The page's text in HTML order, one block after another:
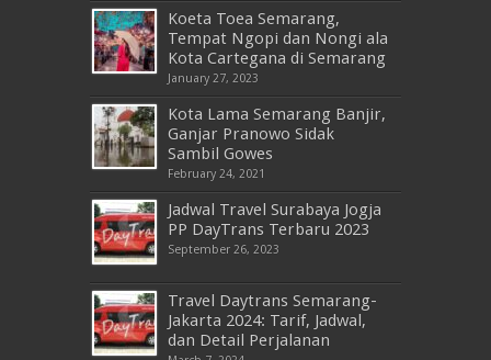
Koeta Toea Semarang,
Tempat Ngopi dan Nongi ala
Kota Cartegana di Semarang
January 27, 2023
Kota Lama Semarang Banjir,
Ganjar Pranowo Sidak
Sambil Gowes
February 24, 2021
Jadwal Travel Surabaya Jogja
PP DayTrans Terbaru 2023
September 26, 2023
Travel Daytrans Semarang-
Jakarta 2024: Tarif, Jadwal,
dan Detail Perjalanan